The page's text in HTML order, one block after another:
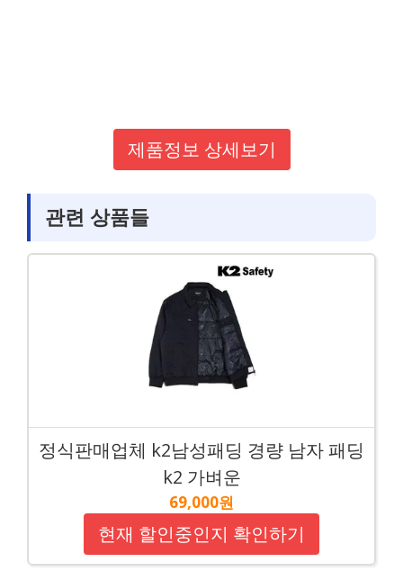
제품정보 상세보기
관련 상품들
정식판매업체 k2남성패딩 경량 남자 패딩
k2 가벼운
69,000원
현재 할인중인지 확인하기